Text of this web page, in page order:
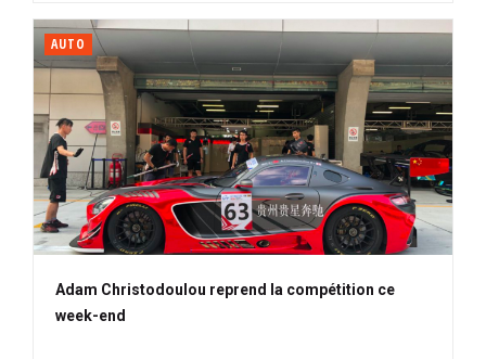
AUTO
Adam Christodoulou reprend la compétition ce
week-end